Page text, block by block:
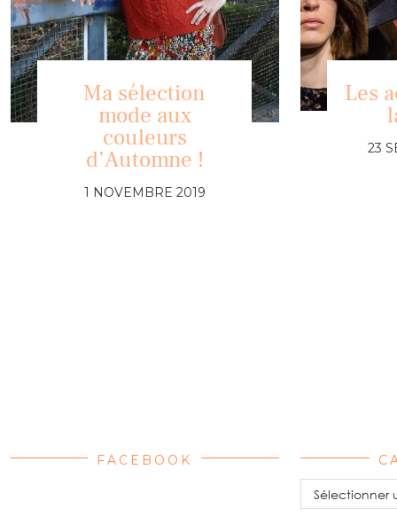
Ma sélection
mode aux
couleurs
d’Automne !
1 NOVEMBRE 2019
Les
23
FACEBOOK
Catégories